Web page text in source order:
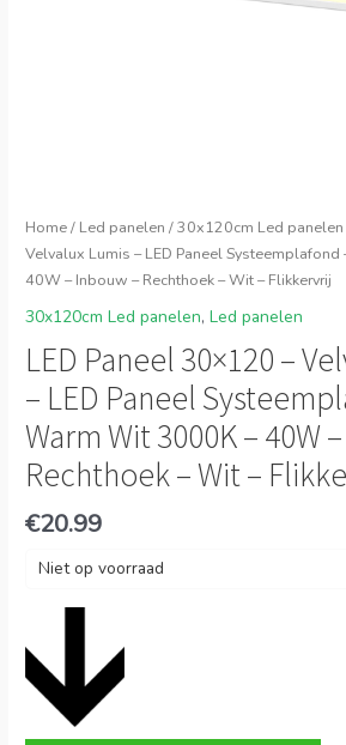
Home/ Led panelen /30x120cm Led panelen
Velvalux Lumis – LED Paneel
40W – Inbouw – Rechthoek – Wit – Flikkervrij
30x120cm Led panelen,Led panelen
LED Paneel 30×120 –
– LED Paneel
Warm Wit 3000K – 40W
Rechthoek – Wit –
€20.99
Niet op voorraad